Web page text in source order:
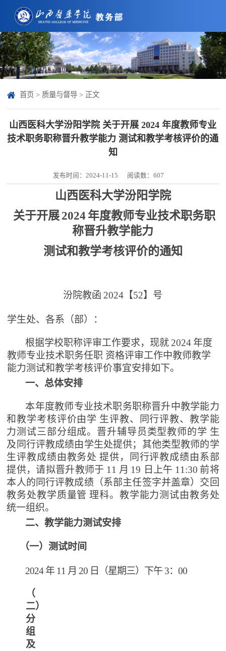
首页 > 质量与督导> 正文
山西医科大学汾阳学院 关于开展 2024 年度教师专业
技术职务职称晋升教学能力 测试和教学考核评价的通
知
发布时间：2024-11-15 阅读数： 607
山西医科大学汾阳学院
关于开展 2024 年度教师专业技术职务职
称晋升教学能力
测试和教学考核评价的通知
汾院教函 2024【52】号
学生处、各系（部）：
根据学校职称评审工作要求，现就 2024 年度
教师专业技术职务任职 资格评审工作中教师教学
能力测试和教学考核评价事宜安排如下。
一、总体安排
本年度教师专业技术职务职称晋升中教学能力
和教学考核评价由学 生评教、同行评教、教学能
力测试三部分组成。晋升辅导员类型教师的学 生
及同行评教成绩由学生处提供；其他类型教师的学
生评教成绩由教务处 提供，同行评教成绩由系部
提供，请拟晋升教师于 11 月 19 日上午 11:30 前将
本人的同行评教成绩（系部主任签字并盖章）交回
教务处教学质量管 理科。教学能力测试由教务处
统一组织。
二、教学能力测试安排
（一）测试时间
2024 年 11 月 20 日（星期三）下午 3：00
（
二）
分
组
及